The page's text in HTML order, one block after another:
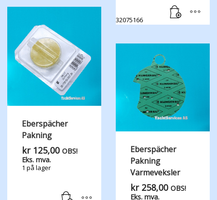
32075166
Eberspächer
Pakning
kr125,00 OBS!
Eks. mva.
1 på lager
Eberspächer
Pakning
Varmeveksler
kr258,00 OBS!
Eks. mva.